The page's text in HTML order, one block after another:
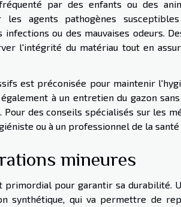
par des enfants ou des
les agents pathogènes
ou des mauvaises odeurs.
l'intégrité du matériau tout en
est préconisée pour maintenir
à un entretien du gazon
des conseils spécialisés sur les
ou à un professionnel de la
mineures
primordial pour garantir sa durabilité.
synthétique, qui va permettre de